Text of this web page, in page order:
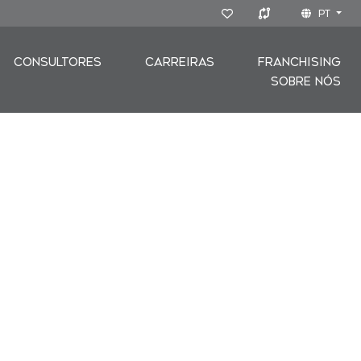
PT
CONSULTORES CARREIRAS
FRANCHISING
SOBRE NÓS